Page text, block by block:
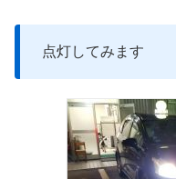
点灯してみます